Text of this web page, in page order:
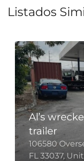
Listados
Al’s
trailer
106580
FL 33037,